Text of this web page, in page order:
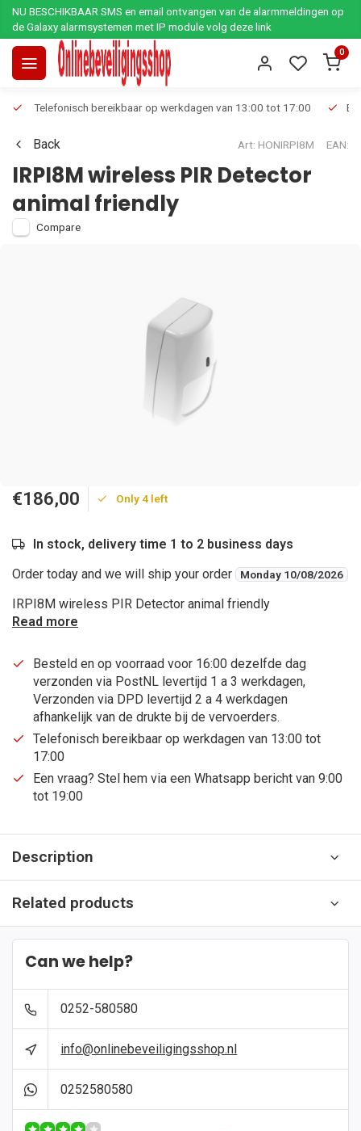
NU BESCHIKBAAR SMS en email ontvangen van de alarmmeldingen op
de Galaxy alarmsystemen met IP module volg deze link
0
Telefonisch bereikbaar op werkdagen van 13:00 tot 17:00
Back Art: HONIRPI8M EAN:
IRPI8M wireless PIR Detector
animal friendly
Compare
€186,00 Only 4 left
In stock, delivery time 1 to 2 business days
Order today and we will ship your order
Monday 10/08/2026
IRPI8M wireless PIR Detector animal friendly
Read more
Besteld en op voorraad voor 16:00 dezelfde dag
verzonden via PostNL levertijd 1 a 3 werkdagen,
Verzonden via DPD levertijd 2 a 4 werkdagen
afhankelijk van de drukte bij de vervoerders.
Telefonisch bereikbaar op werkdagen van 13:00 tot
17:00
Een vraag? Stel hem via een Whatsapp bericht van 9:00
tot 19:00
Description
Related products
Can we help?
0252-580580
info@onlinebeveiligingsshop.nl
0252580580